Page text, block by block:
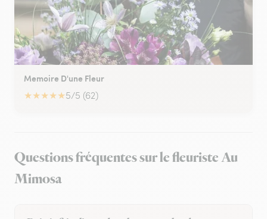
Memoire D'une Fleur
★★★★★5/5 (62)
Questions fréquentes sur le fleuriste Au
Mimosa